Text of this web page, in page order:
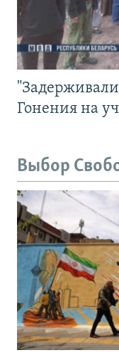
Гонения на
Выбор